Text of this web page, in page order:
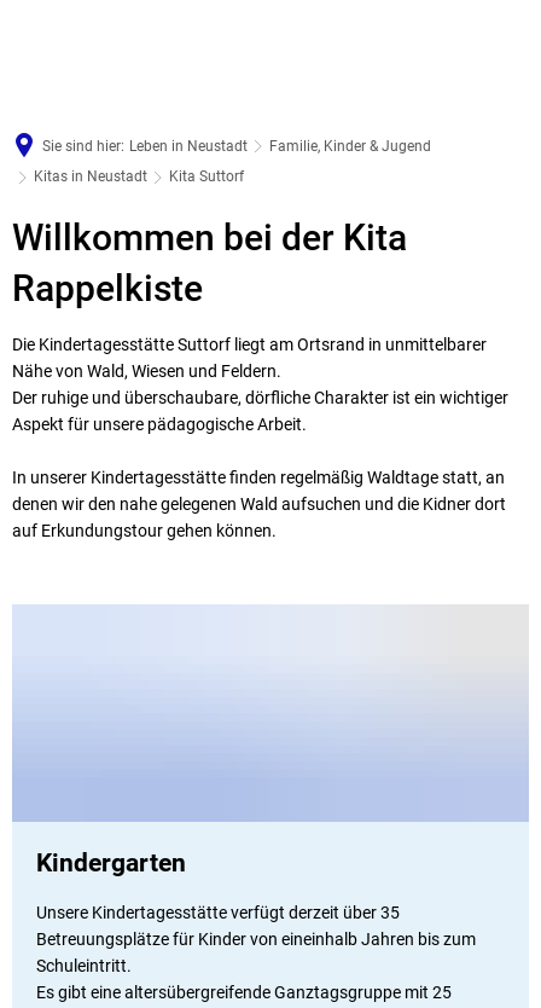
Sie sind hier: Leben in Neustadt
Familie, Kinder & Jugend
Kitas in Neustadt
Kita Suttorf
Kita
Suttorf
Willkommen bei der Kita
Rappelkiste
Die Kindertagesstätte Suttorf liegt am Ortsrand in unmittelbarer
Nähe von Wald, Wiesen und Feldern.
Der ruhige und überschaubare, dörfliche Charakter ist ein wichtiger
Aspekt für unsere pädagogische Arbeit.
In unserer Kindertagesstätte finden regelmäßig Waldtage statt, an
denen wir den nahe gelegenen Wald aufsuchen und die Kidner dort
auf Erkundungstour gehen können.
Kindergarten
Unsere Kindertagesstätte verfügt derzeit über 35
Betreuungsplätze für Kinder von eineinhalb Jahren bis zum
Schuleintritt.
Es gibt eine altersübergreifende Ganztagsgruppe mit 25